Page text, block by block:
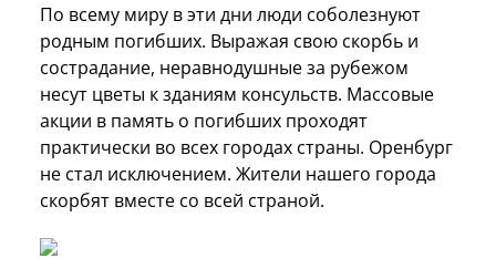
По всему миру в эти дни люди соболезнуют
родным погибших. Выражая свою скорбь и
сострадание, неравнодушные за рубежом
несут цветы к зданиям консульств. Массовые
акции в память о погибших проходят
практически во всех городах страны. Оренбург
не стал исключением. Жители нашего города
скорбят вместе со всей страной.